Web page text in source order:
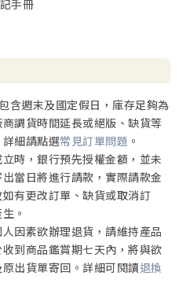
手冊
含週末及國定假日，庫存足夠為
調貨時間延長或絕版、缺貨等
細請點選常見訂單問題 。
時，銀行預先授權金額，並未
當日將進行請款，實際請款金
有更改訂單、缺貨或取消訂
。
因素欲辦理退貨，請維持產品
到商品鑑賞期七天內，將與欲
出貨單寄回。詳細可閱讀退換